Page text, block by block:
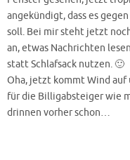
angekündigt, dass es
soll. Bei mir steht jetzt
an, etwas Nachrichten
statt Schlafsack nutzen. 🙂
Oha, jetzt kommt Wind auf
für die Billigabsteiger wie
drinnen vorher schon…